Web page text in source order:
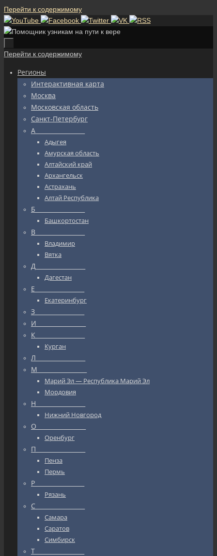
Перейти к содержимому
Перейти к содержимому
Регионы
Интерактивная карта
Москва
Московская область
Санкт-Петербург
А_________________
Адыгея
Амурская область
Алтайский край
Архангельск
Астрахань
Алтай Республика
Б_________________
Башкортостан
В_________________
Владимир
Вятка
Д_________________
Дагестан
Е_________________
Екатеринбург
З_________________
И_________________
К_________________
Курган
Л_________________
М_________________
Марий Эл — Республика Марий Эл
Мордовия
Н_________________
Нижний Новгород
О_________________
Оренбург
П_________________
Пенза
Пермь
Р_________________
Рязань
С_________________
Самара
Саратов
Симбирск
Т_________________